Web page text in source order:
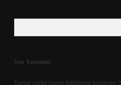
Son Yorumlar
Demir sülfat hangi bitkilerde kullanılır ?